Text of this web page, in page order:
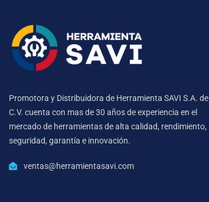
Promotora y Distribuidora de Herramienta SAVI S.A. de
C.V. cuenta con mas de 30 años de experiencia en el
mercado de herramientas de alta calidad, rendimiento,
seguridad, garantía e innovación.
ventas@herramientasavi.com